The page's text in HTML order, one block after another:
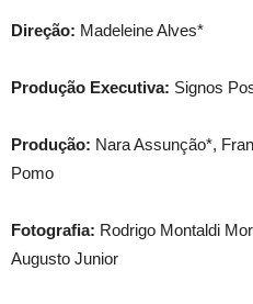
Direção: Madeleine Alves*
Produção Executiva: Signos
Produção: Nara Assunção*,
Pomo
Fotografia: Rodrigo Montaldi
Augusto Junior